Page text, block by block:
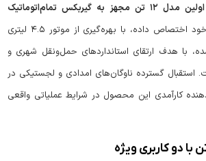
اولین مدل ۱۲ تن مجهز به گیربکس تمام‌اتوماتیک
تولیدشده در ایران را به خود اختصاص داده، با بهره‌گیری از موتور ۴.۵ لیتری
با هدف ارتقای استانداردهای حمل‌ونقل شهری و
گسترده ناوگان‌های امدادی و لجستیکی در
کارآمدی این محصول در شرایط عملیاتی واقعی